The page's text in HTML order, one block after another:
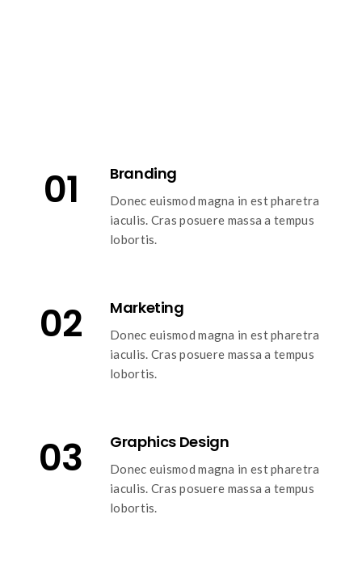
01 Branding
Donec euismod magna in est pharetra
iaculis. Cras posuere massa a tempus
lobortis.
02 Marketing
Donec euismod magna in est pharetra
iaculis. Cras posuere massa a tempus
lobortis.
03 Graphics Design
Donec euismod magna in est pharetra
iaculis. Cras posuere massa a tempus
lobortis.